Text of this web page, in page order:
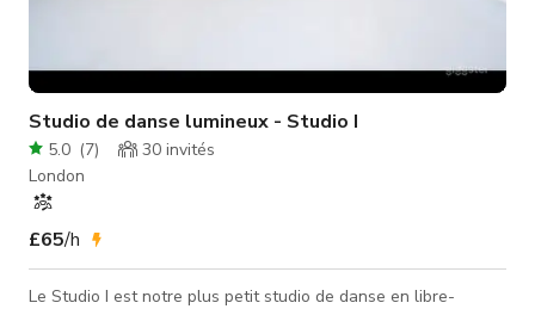
Studio de danse lumineux - Studio I
5.0 (7) 30 invités
London
£65/h
Le Studio I est notre plus petit studio de danse en libre-